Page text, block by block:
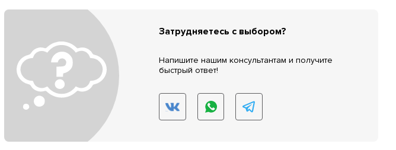
Затрудняетесь с выбором?
Напишите нашим консультантам и получите
быстрый ответ!